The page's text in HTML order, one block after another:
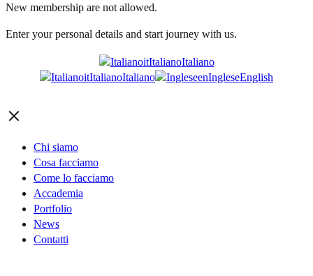
New membership are not allowed.
Enter your personal details and start journey with us.
itItalianoItaliano
itItalianoItaliano enIngleseEnglish
Caricamento…
Chi siamo
Cosa facciamo
Come lo facciamo
Accademia
Portfolio
News
Contatti